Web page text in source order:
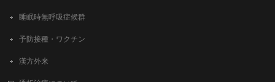
睡眠時無呼吸症候群
予防接種・ワクチン
漢方外来